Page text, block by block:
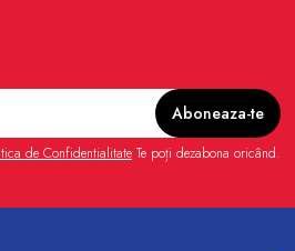
de Confidentialitate Te poți dezabona oricând.